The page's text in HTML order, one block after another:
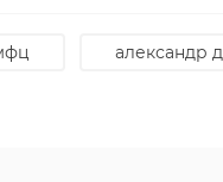
александр